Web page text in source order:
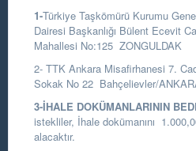
1-Türkiye Taşkömürü Kurumu
Dairesi Başkanlığı Bülent Ecevit
Mahallesi No:125 ZONGULDAK
2- TTK Ankara Misafirhanesi 7.
Sokak No 22 Bahçelievler/
3-İHALE DOKÜMANLARININ
istekliler, İhale dokümanını
alacaktır.